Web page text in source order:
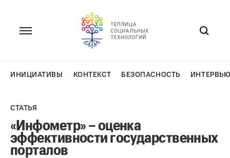
ИНИЦИАТИВЫ КОНТЕКСТ БЕЗОПАСНОСТЬ
СТАТЬЯ
«Инфометр» – оценка
эффективности государственных
порталов